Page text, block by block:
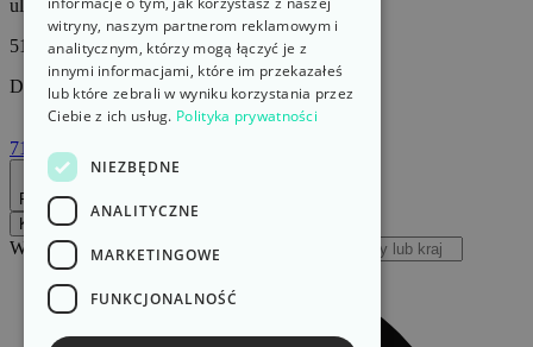
ul. Bałtycka 1
51-120 Wrocław
Dolnośląskie
71 352 66 46
Pokaż na mapie
Kursy walut
Wpisz nazwę waluty lub kraju
witryny, naszym partnerom reklamowym i
analitycznym, którzy mogą łączyć je z
innymi informacjami, które im przekazałeś
lub które zebrali w wyniku korzystania przez
Ciebie z ich usług. Polityka prywatności
NIEZBĘDNE
ANALITYCZNE
MARKETINGOWE
FUNKCJONALNOŚĆ